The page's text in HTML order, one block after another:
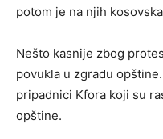
potom je na njih
Nešto kasnije zbog
povukla u zgradu
pripadnici Kfora koji su
opštine.